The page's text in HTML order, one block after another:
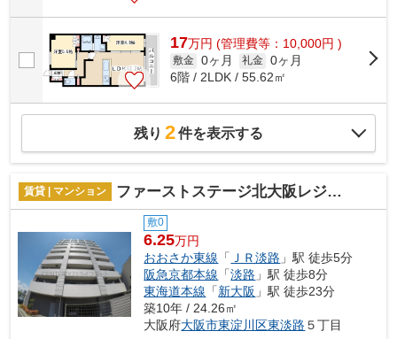
17万円 (管理費等：10,000円 )
敷金 0ヶ月 礼金 0ヶ月
6階 / 2LDK / 55.62㎡
残り 2件を表示する
賃貸 | マンション ファーストステージ北大阪レジデンス
敷0
6.25万円
おおさか東線 「 ＪＲ淡路 」駅 徒歩5分
阪急京都本線 「淡路 」駅 徒歩8分
東海道本線 「新大阪 」駅 徒歩23分
築10年 / 24.26㎡
大阪府大阪市東淀川区東淡路 ５丁目